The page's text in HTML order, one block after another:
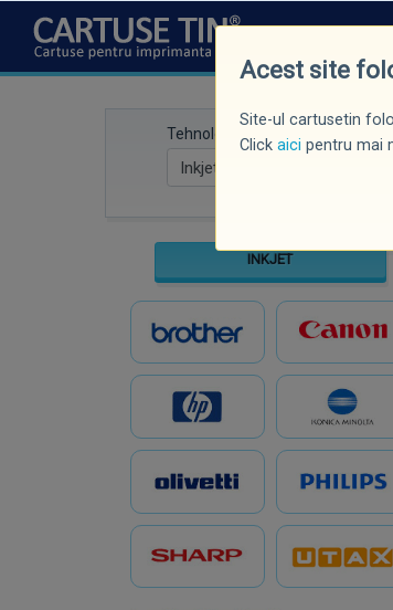
Tehnologie
INKJET
Acest site
Site-ul cartusetin
Clickaici pentru mai